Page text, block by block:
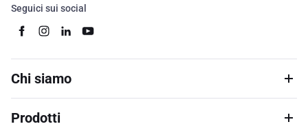
Seguici sui social
Chi siamo
Prodotti